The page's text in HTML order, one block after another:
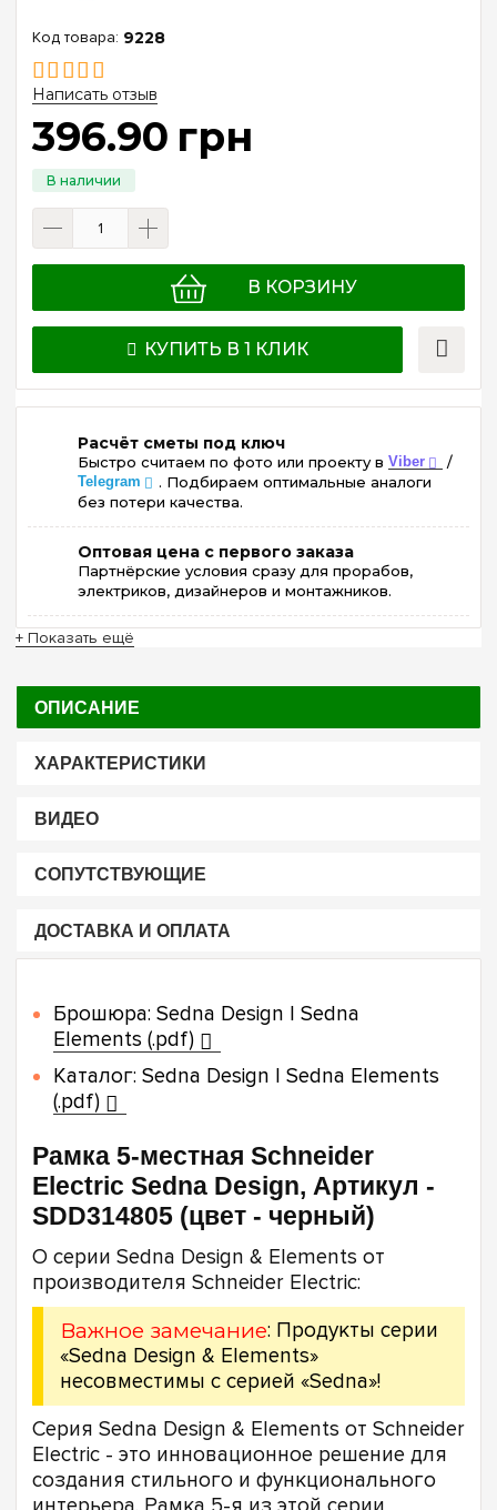
9228
Написать отзыв
396.90 грн
В КОРЗИНУ
КУПИТЬ В 1 КЛИК
Расчёт сметы под ключ
Быстро считаем по фото или проекту в Viber /
Telegram
. Подбираем оптимальные аналоги
без потери качества.
Оптовая цена с первого заказа
Партнёрские условия сразу для прорабов,
электриков, дизайнеров и монтажников.
+ Показать ещё
ОПИСАНИЕ
ХАРАКТЕРИСТИКИ
ВИДЕО
СОПУТСТВУЮЩИЕ
ДОСТАВКА И ОПЛАТА
Брошюра: Sedna Design | Sedna
Elements (.pdf)
Каталог: Sedna Design | Sedna Elements
(.pdf)
Рамка 5-местная Schneider
Electric Sedna Design, Артикул -
SDD314805 (цвет - черный)
О серии Sedna Design & Elements от
производителя Schneider Electric:
Важное замечание: Продукты серии
«Sedna Design & Elements»
несовместимы с серией «Sedna»!
Серия Sedna Design & Elements от Schneider
Electric - это инновационное решение для
создания стильного и функционального